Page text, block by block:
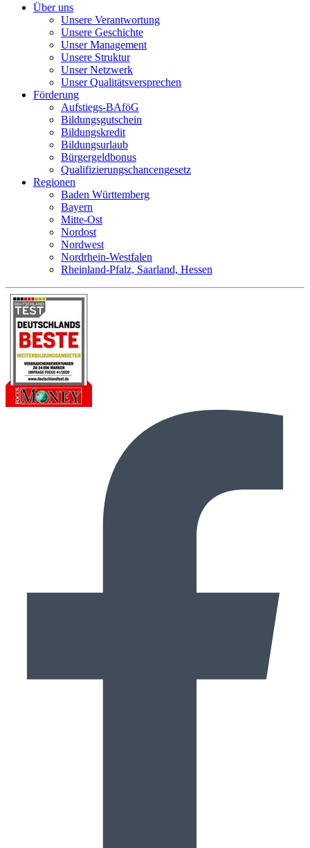
Über uns
Unsere Verantwortung
Unsere Geschichte
Unser Management
Unsere Struktur
Unser Netzwerk
Unser Qualitätsversprechen
Förderung
Aufstiegs-BAföG
Bildungsgutschein
Bildungskredit
Bildungsurlaub
Bürgergeldbonus
Qualifizierungschancengesetz
Regionen
Baden Württemberg
Bayern
Mitte-Ost
Nordost
Nordwest
Nordrhein-Westfalen
Rheinland-Pfalz, Saarland, Hessen